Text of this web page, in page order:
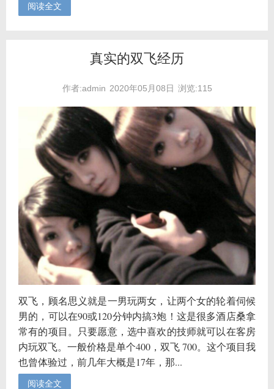
阅读全文
真实的双飞经历
作者:admin 2020年05月08日 浏览:115
双飞，顾名思义就是一男玩两女，让两个女的轮着伺候
男的，可以在90或120分钟内搞3炮！这是很多酒店桑拿
常有的项目。只要愿意，选中喜欢的技师就可以在客房
内玩双飞。一般价格是单个400，双飞 700。这个项目我
也曾体验过，前几年大概是17年，那...
阅读全文